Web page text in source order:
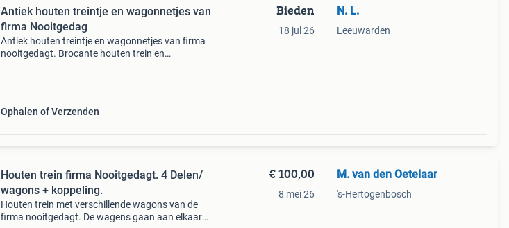
Antiek houten treintje en wagonnetjes van
firma Nooitgedag
Antiek houten treintje en wagonnetjes van firma
nooitgedagt. Brocante houten trein en
Ophalen of Verzenden
Bieden
18 jul 26
N. L.
Leeuwarden
Houten trein firma Nooitgedagt. 4 Delen/
wagons + koppeling.
Houten trein met verschillende wagons van de
firma nooitgedagt. De wagens gaan aan elkaar
€ 100,00
8 mei 26
M. van den Oetelaar
's-Hertogenbosch